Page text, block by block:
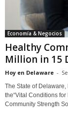
Economía & Negocios
Healthy
Million in 15
Hoy en Delaware -
The State of
the“Vital Conditions
Community Strength